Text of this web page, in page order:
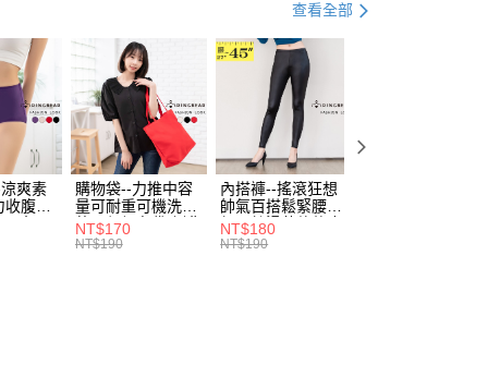
「台灣大哥大股份有限公司」（以下簡稱本公司）所提供，讓
，得透過本服務購買商品或服務，並由商店將買賣／分期付
權讓與本公司後，依約使用本公司帳單繳交帳款。
付款使用「大哥付你分期」之契約關係目的，商店將以您的個人
名、電話或地址）提供予台灣大哥大進項蒐集、處理及利
與您本人進行分期帳單所需資料之確認、核對及更正。
務條款，請詳閱以下連結：https://oppay.tw/userRule
費通知簡訊後14天內，點擊此簡訊中的連結，可透過四大超商
銀行／等多元方式進行付款，方視為交易完成。
帳手續完成當下不需立刻繳費，但若您需要取消訂單，請聯
店家。未經商家同意取消之訂單仍視為有效，需透過AFTEE
相關費用。
成功請以「AFTEE先享後付 」之結帳頁面顯示為準，若有關於
／繳費後需取消欲退款等相關疑問，請聯繫「AFTEE先享後
心」https://netprotections.freshdesk.com/support/home
沛科技股份有限公司提供之「AFTEE先享後付」服務完成之
服務之必要範圍內提供個人資料，並將交易相關給付款項請
款
滿NT$799(含以上)免運費
貨
，滿NT$699(含以上)免運費
，滿NT$1,000(含以上)免運費
查看全部
爽素
收腹提
角內
L-
購物袋--力推中容
量可耐重可機洗烘
乾環保帆布袋/側背
包(黑.紅.米F)-
NT$170
NT$190
內搭褲--搖滾狂想
帥氣百搭鬆緊腰頭
超彈絲滑薄款仿皮
褲(黑XL-6L)-R179
NT$180
NT$190